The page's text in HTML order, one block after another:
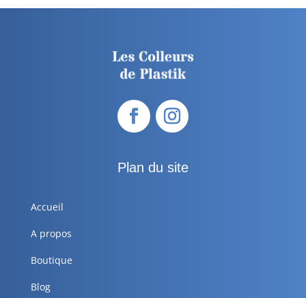
Plan du site
Accueil
A propos
Boutique
Blog